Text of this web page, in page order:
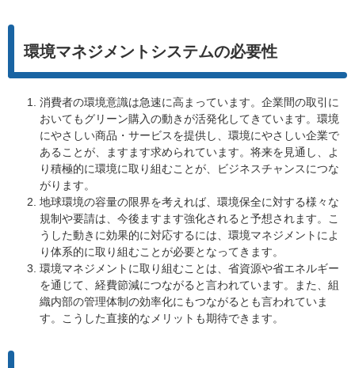
環境マネジメントシステムの必要性
消費者の環境意識は急速に高まっています。企業間の取引に
おいてもグリーン購入の動きが活発化してきています。環境
にやさしい商品・サービスを提供し、環境にやさしい企業で
あることが、ますます求められています。将来を見通し、よ
り積極的に環境に取り組むことが、ビジネスチャンスにつな
がります。
地球環境の容量の限界を考えれば、環境保全に対する様々な
規制や要請は、今後ますます強化されると予想されます。こ
うした動きに効果的に対応するには、環境マネジメントによ
り体系的に取り組むことが必要となってきます。
環境マネジメントに取り組むことは、省資源や省エネルギー
を通じて、経費節減につながると言われています。また、組
織内部の管理体制の効率化にもつながるとも言われていま
す。こうした直接的なメリットも期待できます。